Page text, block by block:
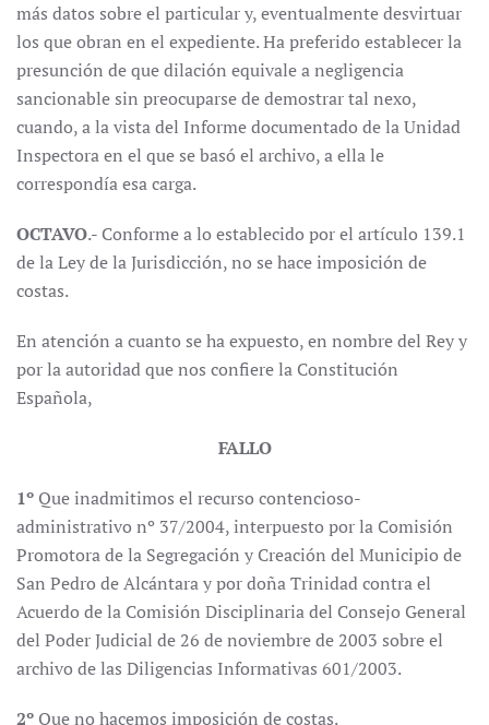
más datos sobre el particular y, eventualmente desvirtuar
los que obran en el expediente. Ha preferido establecer la
presunción de que dilación equivale a negligencia
sancionable sin preocuparse de demostrar tal nexo,
cuando, a la vista del Informe documentado de la Unidad
Inspectora en el que se basó el archivo, a ella le
correspondía esa carga.
OCTAVO.- Conforme a lo establecido por el artículo 139.1
de la Ley de la Jurisdicción, no se hace imposición de
costas.
En atención a cuanto se ha expuesto, en nombre del Rey y
por la autoridad que nos confiere la Constitución
Española,
FALLO
1º Que inadmitimos el recurso contencioso-
administrativo nº 37/2004, interpuesto por la Comisión
Promotora de la Segregación y Creación del Municipio de
San Pedro de Alcántara y por doña Trinidad contra el
Acuerdo de la Comisión Disciplinaria del Consejo General
del Poder Judicial de 26 de noviembre de 2003 sobre el
archivo de las Diligencias Informativas 601/2003.
2º Que no hacemos imposición de costas.